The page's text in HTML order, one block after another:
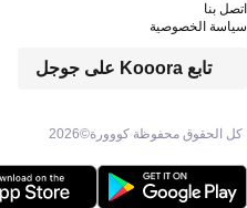
كل الحقوق محفوظة كووورة©2026
تابع Kooora على جوجل
اتصل بنا
سياسة الخصوصية